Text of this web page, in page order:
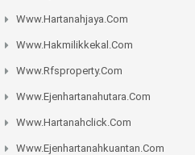
Www.hartanahjaya.com
Www.hakmilikkekal.com
Www.rfsproperty.com
Www.ejenhartanahutara.com
Www.hartanahclick.com
Www.ejenhartanahkuantan.com